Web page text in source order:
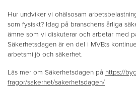
Hur undviker vi ohälsosam
som fysiskt? Idag på branschens årliga
ämne som vi diskuterar och arbetar med
Säkerhetsdagen är en del i MVB:s
arbetsmiljö och säkerhet.
Läs mer om Säkerhetsdagen på https://
fragor/sakerhet/sakerhetsdagen/